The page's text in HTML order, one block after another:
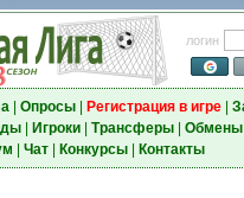
логин
| Опросы| Регистрация в игре|
| Игроки| Трансферы| Обмены|
Чат| Конкурсы| Контакты